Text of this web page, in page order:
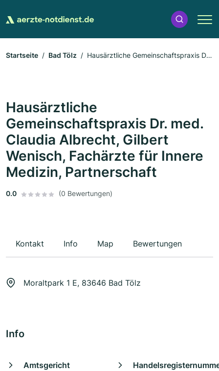
Startseite Bad Tölz
Hausärztliche Gemeinschaftspraxis Dr.
Hausärztliche
Gemeinschaftspraxis Dr. med.
Claudia Albrecht, Gilbert
Wenisch, Fachärzte für Innere
Medizin, Partnerschaft
0.0 (0 Bewertungen)
Kontakt Info Map Bewertungen
Moraltpark 1 E, 83646 Bad Tölz
Info
Amtsgericht